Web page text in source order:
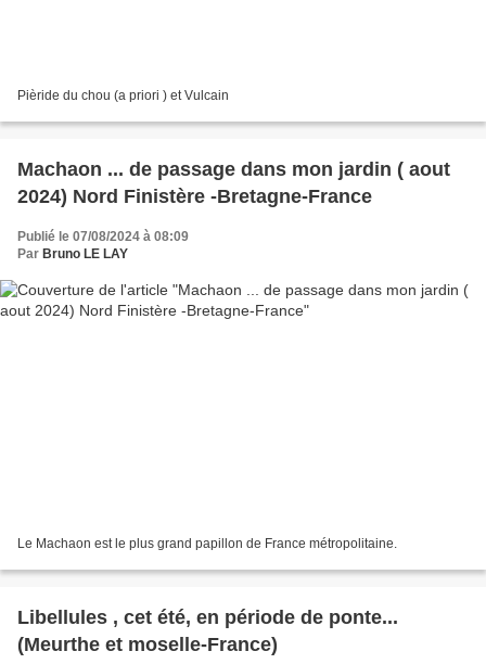
Pièride du chou (a priori ) et Vulcain
Machaon ... de passage dans mon jardin ( aout
2024) Nord Finistère -Bretagne-France
Publié le 07/08/2024 à 08:09
Par Bruno LE LAY
Le Machaon est le plus grand papillon de France métropolitaine.
Libellules , cet été, en période de ponte...
(Meurthe et moselle-France)